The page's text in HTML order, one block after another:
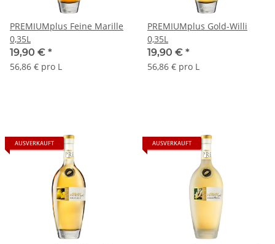
PREMIUMplus Feine Marille
0,35L
19,90 € *
56,86 € pro L
PREMIUMplus Gold-Willi
0,35L
19,90 € *
56,86 € pro L
AUSVERKAUFT AUSVERKAUFT